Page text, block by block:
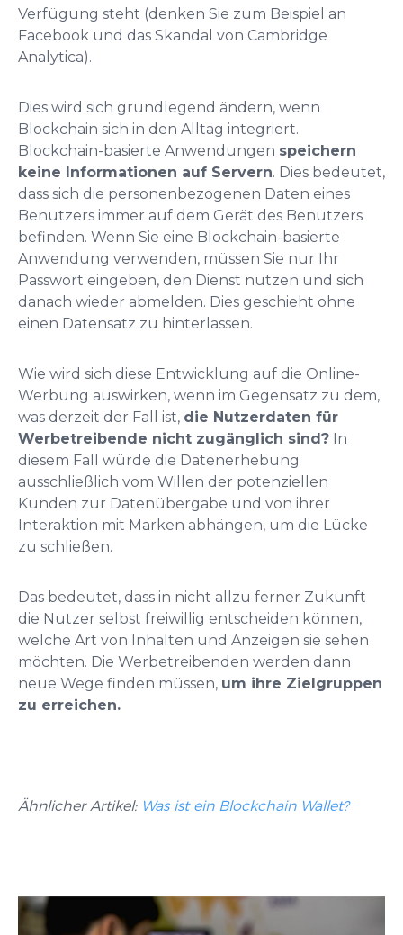
Verfügung steht (denken Sie zum Beispiel an
Facebook und das Skandal von Cambridge
Analytica).
Dies wird sich grundlegend ändern, wenn
Blockchain sich in den Alltag integriert.
Blockchain-basierte Anwendungen speichern
keine Informationen auf Servern. Dies bedeutet,
dass sich die personenbezogenen Daten eines
Benutzers immer auf dem Gerät des Benutzers
befinden. Wenn Sie eine Blockchain-basierte
Anwendung verwenden, müssen Sie nur Ihr
Passwort eingeben, den Dienst nutzen und sich
danach wieder abmelden. Dies geschieht ohne
einen Datensatz zu hinterlassen.
Wie wird sich diese Entwicklung auf die Online-
Werbung auswirken, wenn im Gegensatz zu dem,
was derzeit der Fall ist, die Nutzerdaten für
Werbetreibende nicht zugänglich sind? In
diesem Fall würde die Datenerhebung
ausschließlich vom Willen der potenziellen
Kunden zur Datenübergabe und von ihrer
Interaktion mit Marken abhängen, um die Lücke
zu schließen.
Das bedeutet, dass in nicht allzu ferner Zukunft
die Nutzer selbst freiwillig entscheiden können,
welche Art von Inhalten und Anzeigen sie sehen
möchten. Die Werbetreibenden werden dann
neue Wege finden müssen, um ihre Zielgruppen
zu erreichen.
Ähnlicher Artikel: Was ist ein Blockchain Wallet?